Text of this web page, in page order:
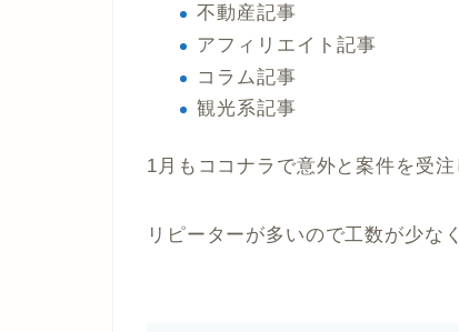
不動産記事
アフィリエイト記事
コラム記事
観光系記事
1月もココナラで意外と案件を受注
リピーターが多いので工数が少な